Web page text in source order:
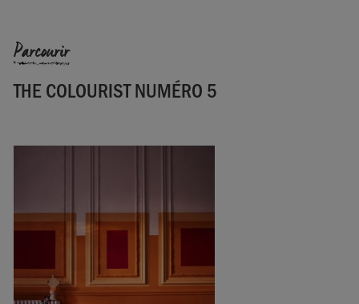
Parcourir
THE COLOURIST NUMÉRO 5